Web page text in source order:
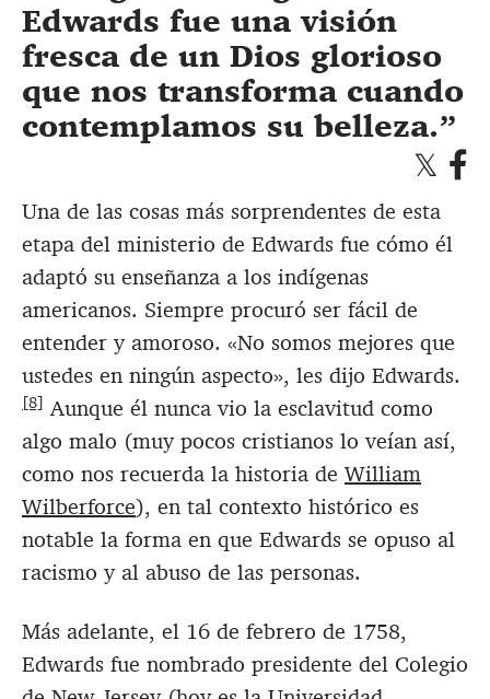
Edwards fue una visión
fresca de un Dios glorioso
que nos transforma cuando
contemplamos su belleza.
Una de las cosas más sorprendentes de esta
etapa del ministerio de Edwards fue cómo él
adaptó su enseñanza a los indígenas
americanos. Siempre procuró ser fácil de
entender y amoroso. «No somos mejores que
ustedes en ningún aspecto», les dijo Edwards.
[8] Aunque él nunca vio la esclavitud como
algo malo (muy pocos cristianos lo veían así,
como nos recuerda la historia de William
Wilberforce), en tal contexto histórico es
notable la forma en que Edwards se opuso al
racismo y al abuso de las personas.
Más adelante, el 16 de febrero de 1758,
Edwards fue nombrado presidente del Colegio